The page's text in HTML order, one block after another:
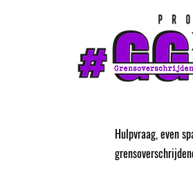
Hulpvraag, even